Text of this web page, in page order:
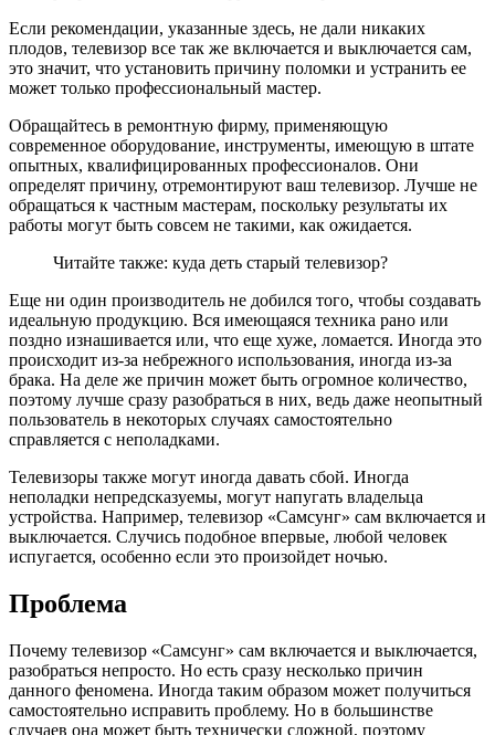
Если рекомендации, указанные здесь, не дали никаких
плодов, телевизор все так же включается и выключается сам,
это значит, что установить причину поломки и устранить ее
может только профессиональный мастер.
Обращайтесь в ремонтную фирму, применяющую
современное оборудование, инструменты, имеющую в штате
опытных, квалифицированных профессионалов. Они
определят причину, отремонтируют ваш телевизор. Лучше не
обращаться к частным мастерам, поскольку результаты их
работы могут быть совсем не такими, как ожидается.
Читайте также: куда деть старый телевизор?
Еще ни один производитель не добился того, чтобы создавать
идеальную продукцию. Вся имеющаяся техника рано или
поздно изнашивается или, что еще хуже, ломается. Иногда это
происходит из-за небрежного использования, иногда из-за
брака. На деле же причин может быть огромное количество,
поэтому лучше сразу разобраться в них, ведь даже неопытный
пользователь в некоторых случаях самостоятельно
справляется с неполадками.
Телевизоры также могут иногда давать сбой. Иногда
неполадки непредсказуемы, могут напугать владельца
устройства. Например, телевизор «Самсунг» сам включается и
выключается. Случись подобное впервые, любой человек
испугается, особенно если это произойдет ночью.
Проблема
Почему телевизор «Самсунг» сам включается и выключается,
разобраться непросто. Но есть сразу несколько причин
данного феномена. Иногда таким образом может получиться
самостоятельно исправить проблему. Но в большинстве
случаев она может быть технически сложной, поэтому